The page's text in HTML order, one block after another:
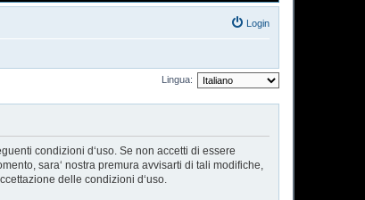
Login
Lingua:
condizioni d‘uso. Se non accetti di essere
sara‘ nostra premura avvisarti di tali modifiche,
delle condizioni d‘uso.